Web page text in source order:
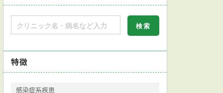
特徴
感染症系疾患